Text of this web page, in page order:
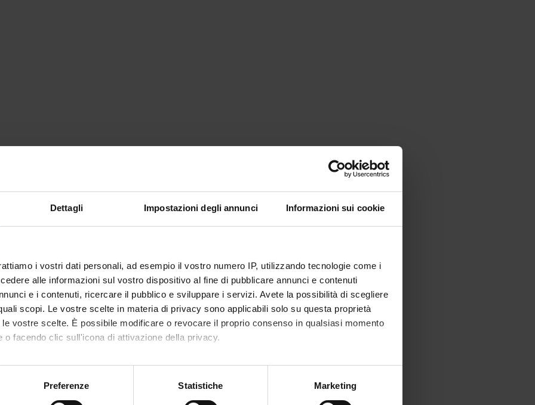
Dettagli Impostazioni degli annunci Informazioni sui cookie
i vostri dati personali, ad esempio il vostro numero IP, utilizzando tecnologie come i
alle informazioni sul vostro dispositivo al fine di pubblicare annunci e contenuti
e i contenuti, ricercare il pubblico e sviluppare i servizi. Avete la possibilità di scegliere
scopi. Le vostre scelte in materia di privacy sono applicabili solo su questa proprietà
vostre scelte. È possibile modificare o revocare il proprio consenso in qualsiasi momento
o facendo clic sull'icona di attivazione della privacy.
anche:
sulla tua posizione geografica, con un'approssimazione di qualche metro,
Preferenze Statistiche Marketing